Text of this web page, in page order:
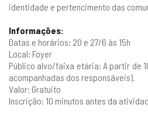
identidade e pertencimento das
Informações:
Datas e horários: 20 e 27/6 às 15h
Local: Foyer
Público alvo/faixa etária: A partir de
acompanhadas dos responsáveis).
Valor: Gratuito
Inscrição: 10 minutos antes da